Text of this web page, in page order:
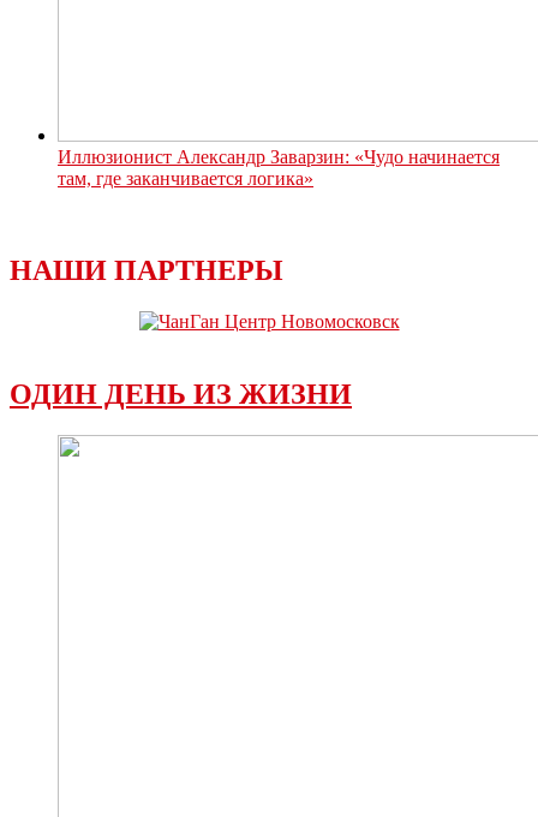
Иллюзионист Александр Заварзин: «Чудо начинается
там, где заканчивается логика»
НАШИ ПАРТНЕРЫ
ОДИН ДЕНЬ ИЗ ЖИЗНИ